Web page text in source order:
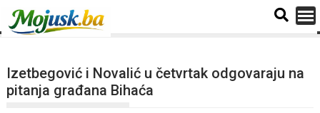
Izetbegović i Novalić u četvrtak odgovaraju na
pitanja građana Bihaća